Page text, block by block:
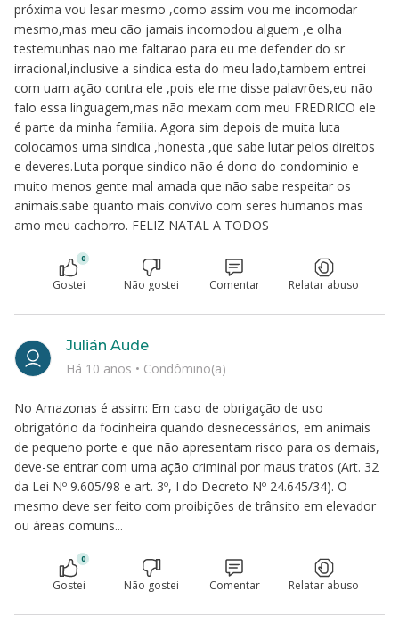
próxima vou lesar mesmo ,como assim vou me incomodar
mesmo,mas meu cão jamais incomodou alguem ,e olha
testemunhas não me faltarão para eu me defender do sr
irracional,inclusive a sindica esta do meu lado,tambem entrei
com uam ação contra ele ,pois ele me disse palavrões,eu não
falo essa linguagem,mas não mexam com meu FREDRICO ele
é parte da minha familia. Agora sim depois de muita luta
colocamos uma sindica ,honesta ,que sabe lutar pelos direitos
e deveres.Luta porque sindico não é dono do condominio e
muito menos gente mal amada que não sabe respeitar os
animais.sabe quanto mais convivo com seres humanos mas
amo meu cachorro. FELIZ NATAL A TODOS
0
Gostei Não gostei Comentar Relatar abuso
No Amazonas é assim: Em caso de obrigação de uso
obrigatório da focinheira quando desnecessários, em animais
de pequeno porte e que não apresentam risco para os demais,
deve-se entrar com uma ação criminal por maus tratos (Art. 32
da Lei Nº 9.605/98 e art. 3º, I do Decreto Nº 24.645/34). O
mesmo deve ser feito com proibições de trânsito em elevador
ou áreas comuns...
Julián Aude
Há 10 anos • Condômino(a)
0
Gostei Não gostei Comentar Relatar abuso